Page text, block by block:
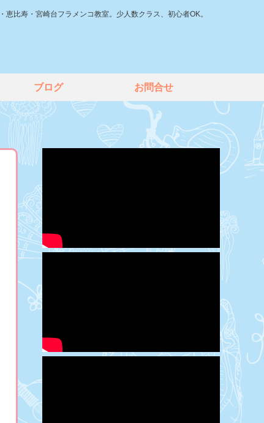
恵比寿・宮崎台フラメンコ教室。少人数クラス、初心者OK。
ブログ お問合せ